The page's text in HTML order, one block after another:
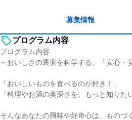
募集情報
プログラム内容
プログラム内容
～おいしさの裏側を科学する。「安心・
「おいしいものを食べるのが好き！」
「料理やお酒の奥深さを、もっと知りた
そんなあなたの興味や好奇心は、ものづ